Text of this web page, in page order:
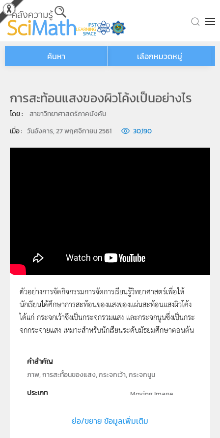
Skip to main content
ค้นหา เลือกหมวดหมู่
การสะท้อนแสงของผิวโค้งเป็นอย่างไร
โดย :
สาขาวิทยาศาสตร์ภาคบังคับ
เมื่อ : วันอังคาร, 27 พฤศจิกายน 2561 30,190
146 - การสะท้อนแสงของผิวโค้งเป็นอย่างไร
ตัวอย่างการจัดกิจกรรมการจัดการเรียนรู้วิทยาศาสตร์เพื่อให้
นักเรียนได้ศึกษาการสะท้อนของแสงของแผ่นสะท้อนแสงผิวโค้ง
ได้แก่ กระจกเว้าซึ่งเป็นกระจกรวมแสง และกระจกนูนซึ่งเป็นกระ
จกกระจายแสง เหมาะสำหรับนักเรียนระดับมัธยมศึกษาตอนต้น
คำสำคัญ
ภาพ, การสะท้้อนของแสง, กระจกเว้า, กระจกนูน
ประเภท
Moving Image
สถาบันส่งเสริมการสอนวิทยาศาสตร์และเทคโนโลยี (สสวท.)
ย่อ/ขยาย ข้อมูลเพิ่มเติม